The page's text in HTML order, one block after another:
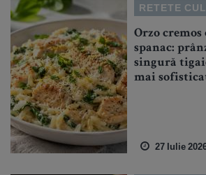
RETETE
Orzo
spanac:
singură
mai
27 Iulie